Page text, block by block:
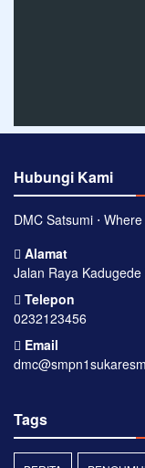
Hubungi Kami
DMC Satsumi ⋅
Alamat
Jalan Raya Kadugede
Telepon
0232123456
Email
Tags